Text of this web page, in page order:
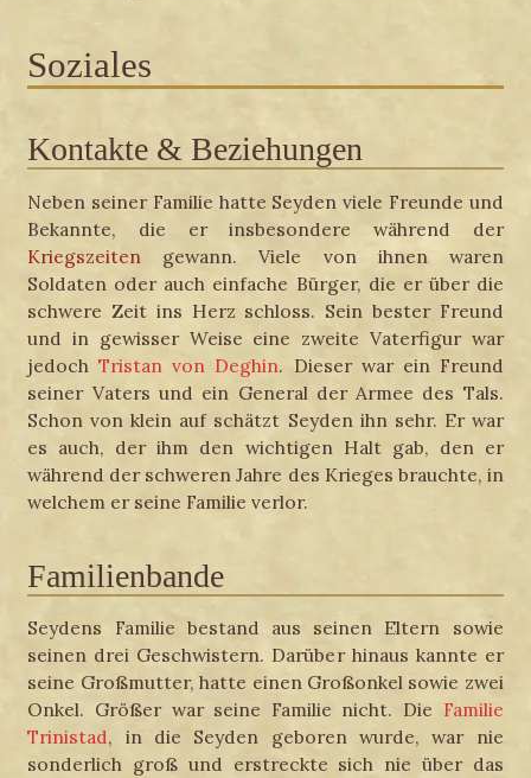
Soziales
Kontakte & Beziehungen
Neben seiner Familie hatte Seyden viele Freunde und
Bekannte, die er insbesondere während der
Kriegszeiten gewann. Viele von ihnen waren
Soldaten oder auch einfache Bürger, die er über die
schwere Zeit ins Herz schloss. Sein bester Freund
und in gewisser Weise eine zweite Vaterfigur war
jedochTristan von Deghin. Dieser war ein Freund
seiner Vaters und ein General der Armee des Tals.
Schon von klein auf schätzt Seyden ihn sehr. Er war
es auch, der ihm den wichtigen Halt gab, den er
während der schweren Jahre des Krieges brauchte, in
welchem er seine Familie verlor.
Familienbande
Seydens Familie bestand aus seinen Eltern sowie
seinen drei Geschwistern. Darüber hinaus kannte er
seine Großmutter, hatte einen Großonkel sowie zwei
Onkel. Größer war seine Familie nicht. Die Familie
Trinistad, in die Seyden geboren wurde, war nie
sonderlich groß und erstreckte sich nie über das